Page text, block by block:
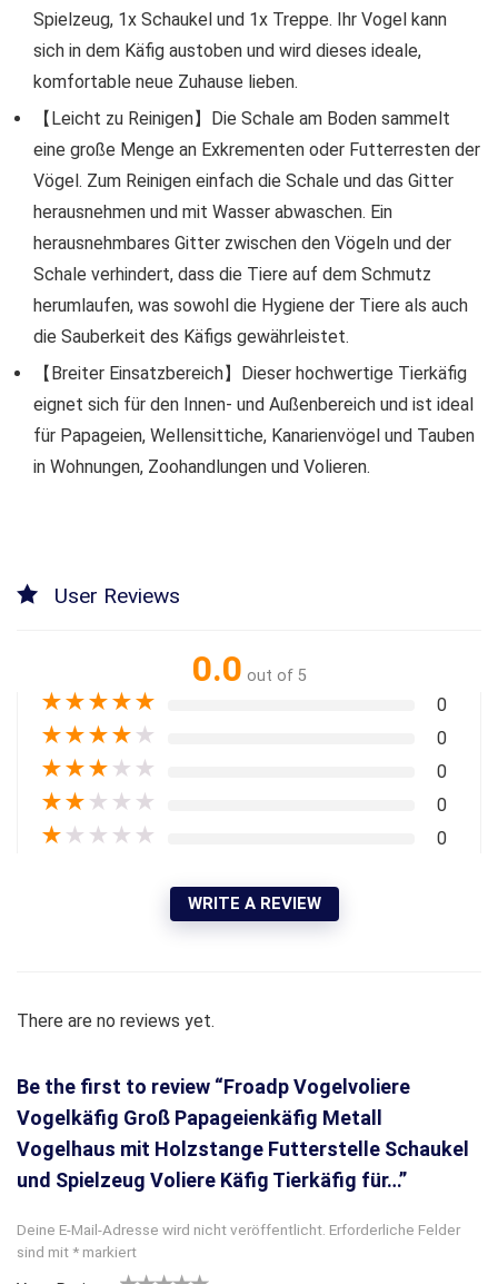
Spielzeug, 1x Schaukel und 1x Treppe. Ihr Vogel kann
sich in dem Käfig austoben und wird dieses ideale,
komfortable neue Zuhause lieben.
【Leicht zu Reinigen】Die Schale am Boden sammelt
eine große Menge an Exkrementen oder Futterresten der
Vögel. Zum Reinigen einfach die Schale und das Gitter
herausnehmen und mit Wasser abwaschen. Ein
herausnehmbares Gitter zwischen den Vögeln und der
Schale verhindert, dass die Tiere auf dem Schmutz
herumlaufen, was sowohl die Hygiene der Tiere als auch
die Sauberkeit des Käfigs gewährleistet.
【Breiter Einsatzbereich】Dieser hochwertige Tierkäfig
eignet sich für den Innen- und Außenbereich und ist ideal
für Papageien, Wellensittiche, Kanarienvögel und Tauben
in Wohnungen, Zoohandlungen und Volieren.
User Reviews
0.0 out of 5
★★★★★ 0
★★★★ ★ 0
★★★ ★ ★ 0
★★ ★ ★ ★ 0
★ ★ ★ ★ ★ 0
WRITE A REVIEW
There are no reviews yet.
Be the first to review “Froadp Vogelvoliere
Vogelkäfig Groß Papageienkäfig Metall
Vogelhaus mit Holzstange Futterstelle Schaukel
und Spielzeug Voliere Käfig Tierkäfig für…”
Deine E-Mail-Adresse wird nicht veröffentlicht. Erforderliche Felder
sind mit * markiert